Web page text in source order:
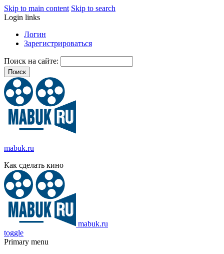
Skip to main content Skip to search
Login links
Логин
Зарегистрироваться
Поиск на сайте:
mabuk.ru
Как сделать кино
mabuk.ru
toggle
Primary menu